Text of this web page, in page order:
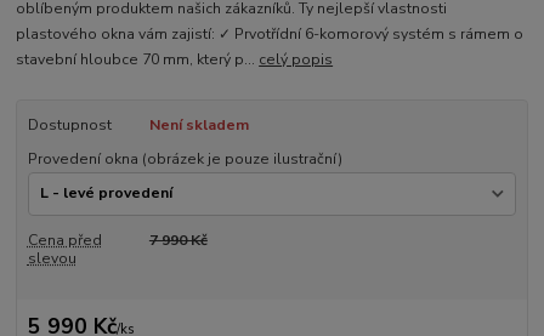
oblíbeným produktem našich zákazníků. Ty nejlepší vlastnosti
plastového okna vám zajistí: ✓ Prvotřídní 6-komorový systém s rámem o
stavební hloubce 70 mm, který p... celý popis
Dostupnost
Není skladem
Provedení okna (obrázek je pouze ilustrační)
Cena před
slevou
7 990 Kč
5 990 Kč/ks